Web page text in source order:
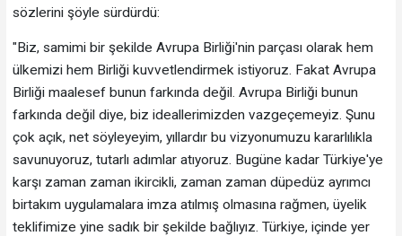
sözlerini şöyle sürdürdü:
"Biz, samimi bir şekilde Avrupa Birliği'nin parçası olarak hem
ülkemizi hem Birliği kuvvetlendirmek istiyoruz. Fakat Avrupa
Birliği maalesef bunun farkında değil. Avrupa Birliği bunun
farkında değil diye, biz ideallerimizden vazgeçemeyiz. Şunu
çok açık, net söyleyeyim, yıllardır bu vizyonumuzu kararlılıkla
savunuyoruz, tutarlı adımlar atıyoruz. Bugüne kadar Türkiye'ye
karşı zaman zaman ikircikli, zaman zaman düpedüz ayrımcı
birtakım uygulamalara imza atılmış olmasına rağmen, üyelik
teklifimize yine sadık bir şekilde bağlıyız. Türkiye, içinde yer